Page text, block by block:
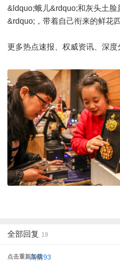
&ldquo;蛾儿&rdquo;和灰头土
&rdquo;，带着自己衔来的鲜花
更多热点速报、权威资讯、深
全部回复 19
点击重新加载
高倩93